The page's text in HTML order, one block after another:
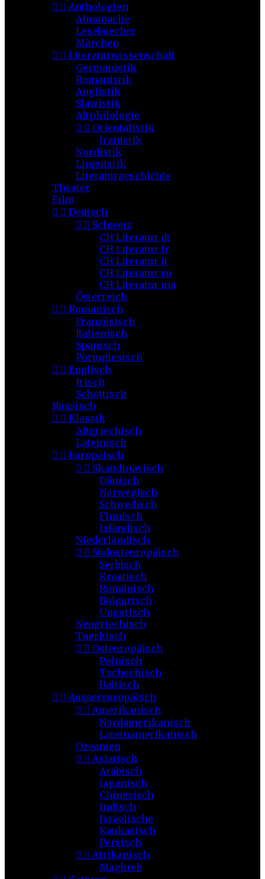
  Anthologien
Almanache
Lesebuecher
Märchen
  Literaturwissenschaft
Germanistik
Romanistik
Anglistik
Slawistik
Altphilologie
  Orientalistik
Iranistik
Nordistik
Linguistik
Literaturgeschichte
Theater
Film
  Deutsch
  Schweiz
CH Literatur dt
CH Literatur fr
CH Literatur it
CH Literatur ro
CH Literatur ma
Österreich
  Romanisch
Französisch
Italienisch
Spanisch
Portugiesisch
  Englisch
Irisch
Schottisch
Russisch
  Klassik
Altgriechisch
Lateinisch
  Europäisch
  Skandinavisch
Dänisch
Norwegisch
Schwedisch
Finnisch
Isländisch
Niederländisch
  Südosteuropäisch
Serbisch
Kroatisch
Rumänisch
Bulgarisch
Ungarisch
Neugriechisch
Tuerkisch
  Osteuropäisch
Polnisch
Tschechisch
Baltisch
  Aussereuropäisch
  Amerikanisch
Nordamerikanisch
Lateinamerikanisch
Ozeanien
  Asiatisch
Arabisch
Japanisch
Chinesisch
Indisch
Israelische
Kaukasisch
Persisch
  Afrikanisch
Maghreb